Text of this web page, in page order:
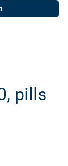
pills